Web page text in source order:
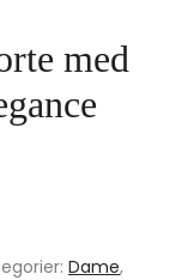
med
Dame,